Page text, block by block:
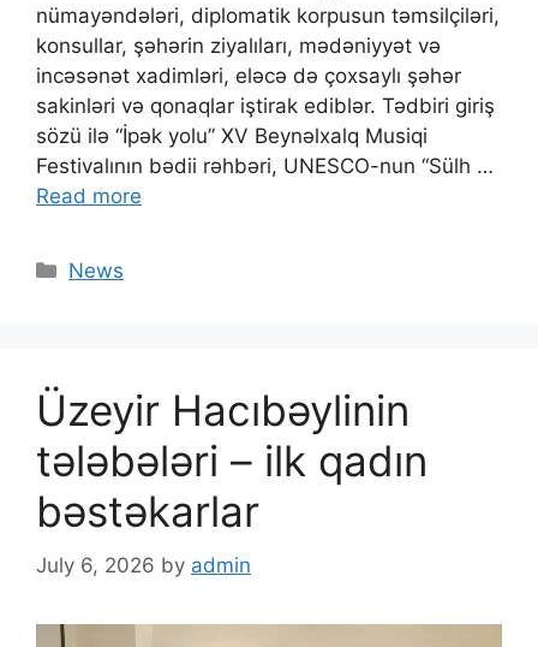
nümayəndələri, diplomatik korpusun təmsilçiləri,
konsullar, şəhərin ziyalıları, mədəniyyət və
incəsənət xadimləri, eləcə də çoxsaylı şəhər
sakinləri və qonaqlar iştirak ediblər. Tədbiri giriş
sözü ilə “İpək yolu” XV Beynəlxalq Musiqi
Festivalının bədii rəhbəri, UNESCO-nun “Sülh …
Read more
News
Üzeyir Hacıbəylinin
tələbələri – ilk qadın
bəstəkarlar
July 6, 2026 by admin